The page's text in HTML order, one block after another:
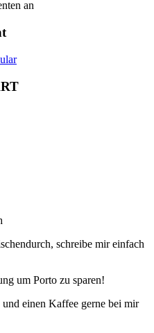
an
schreibe mir einfach
um Porto zu sparen!
einen Kaffee gerne bei mir